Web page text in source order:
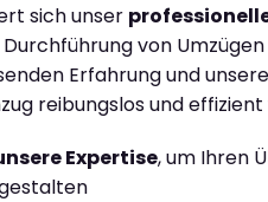
sich unser
von
Erfahrung und
reibungslos und
Expertise, um Ihren